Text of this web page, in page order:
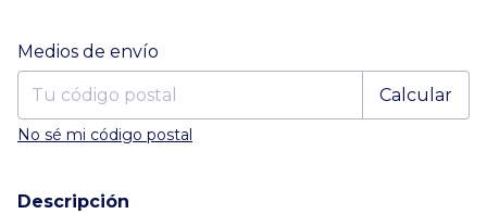
Entregas para el CP:
Medios de envío
Calcular
No sé mi código postal
Descripción